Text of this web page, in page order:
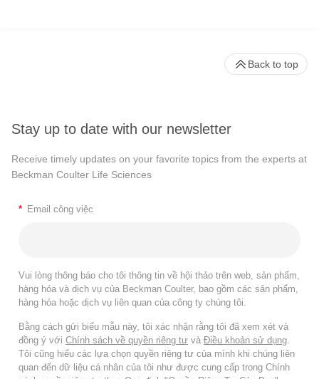
Stay up to date with our newsletter
Receive timely updates on your favorite topics from the experts at
Beckman Coulter Life Sciences
* Email công việc
Vui lòng thông báo cho tôi thông tin về hội thảo trên web, sản phẩm,
hàng hóa và dịch vụ của Beckman Coulter, bao gồm các sản phẩm,
hàng hóa hoặc dịch vụ liên quan của công ty chúng tôi.
Bằng cách gửi biểu mẫu này, tôi xác nhận rằng tôi đã xem xét và
đồng ý với Chính sách về quyền riêng tư và Điều khoản sử dụng.
Tôi cũng hiểu các lựa chọn quyền riêng tư của mình khi chúng liên
quan đến dữ liệu cá nhân của tôi như được cung cấp trong Chính
Back to top